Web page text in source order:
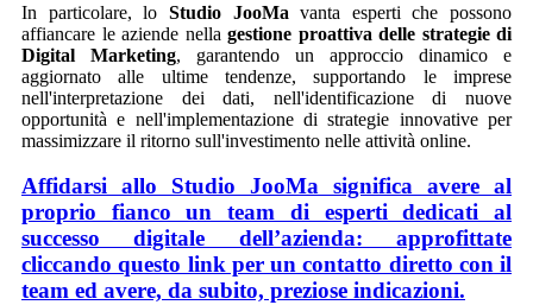
In particolare, lo Studio JooMa vanta esperti che possono
affiancare le aziende nella gestione proattiva delle strategie di
Digital Marketing, garantendo un approccio dinamico e
aggiornato alle ultime tendenze, supportando le imprese
nell'interpretazione dei dati, nell'identificazione di nuove
opportunità e nell'implementazione di strategie innovative per
massimizzare il ritorno sull'investimento nelle attività online.
Affidarsi allo Studio JooMa significa avere al
proprio fianco un team di esperti dedicati al
successo digitale dell’azienda: approfittate
cliccando questo link per un contatto diretto con il
team ed avere, da subito, preziose indicazioni.